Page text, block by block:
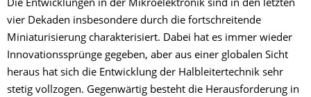
Die Entwicklungen in der Mikroelektronik sind in den letzten
vier Dekaden insbesondere durch die fortschreitende
Miniaturisierung charakterisiert. Dabei hat es immer wieder
Innovationssprünge gegeben, aber aus einer globalen Sicht
heraus hat sich die Entwicklung der Halbleitertechnik sehr
stetig vollzogen. Gegenwärtig besteht die Herausforderung in